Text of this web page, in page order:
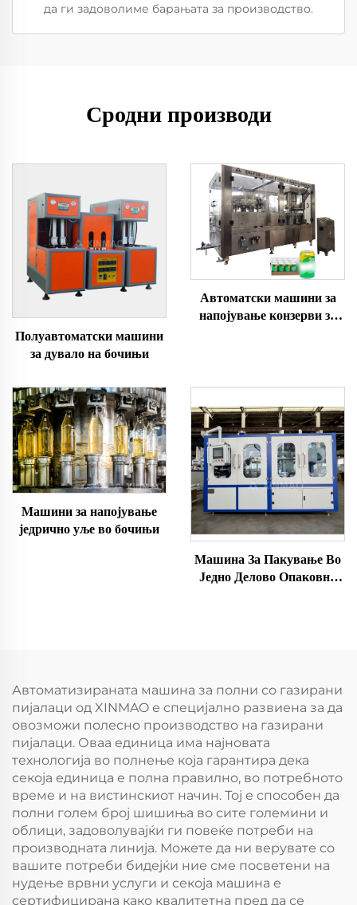
да ги задоволиме барањата за производство.
Сродни производи
Полуавтоматски машини
за дувало на бочињи
Автоматски машини за
напојување конзерви за
Машини за напојување
једрично уље во бочињи
Машина За Пакување Во
Једно Делово Опаковно
Автоматизираната машина за полни со газирани
пијалаци од XINMAO е специјално развиена за да
овозможи полесно производство на газирани
пијалаци. Оваа единица има најновата
технологија во полнење која гарантира дека
секоја единица е полна правилно, во потребното
време и на вистинскиот начин. Тој е способен да
полни голем број шишиња во сите големини и
облици, задоволувајќи ги повеќе потреби на
производната линија. Можете да ни верувате со
вашите потреби бидејќи ние сме посветени на
нудење врвни услуги и секоја машина е
сертифицирана како квалитетна пред да се